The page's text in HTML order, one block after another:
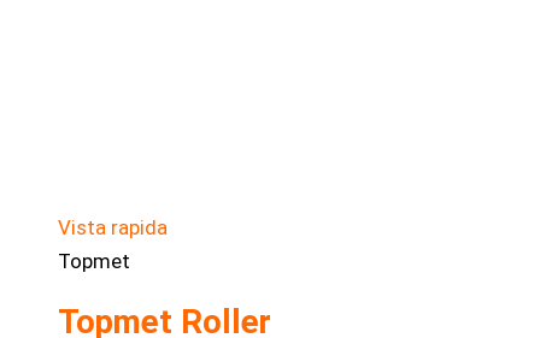
Vista rapida
Topmet
Topmet Roller